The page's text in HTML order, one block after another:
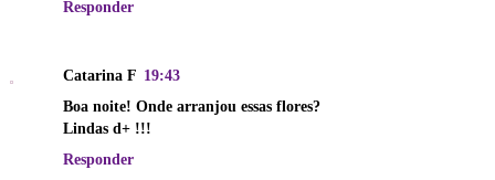
Responder
Catarina F 19:43
Boa noite! Onde arranjou essas flores?
Lindas d+ !!!
Responder